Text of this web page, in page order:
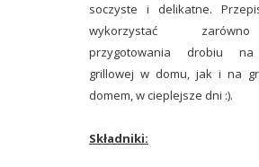
soczyste i delikatne.
wykorzystać
przygotowania drobiu
grillowej w domu, jak i na
domem, w cieplejsze dni :).
Składniki: